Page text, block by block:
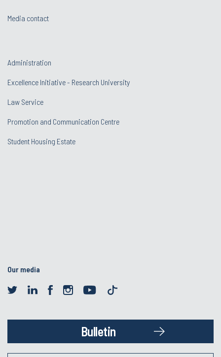
Media contact
Administration
Excellence Initiative - Research University
Law Service
Promotion and Communication Centre
Student Housing Estate
Our media
Bulletin